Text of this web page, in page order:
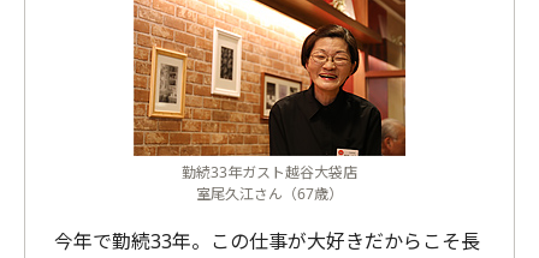
勤続33年ガスト越谷大袋店
室尾久江さん（67歳）
今年で勤続33年。この仕事が大好きだからこそ長